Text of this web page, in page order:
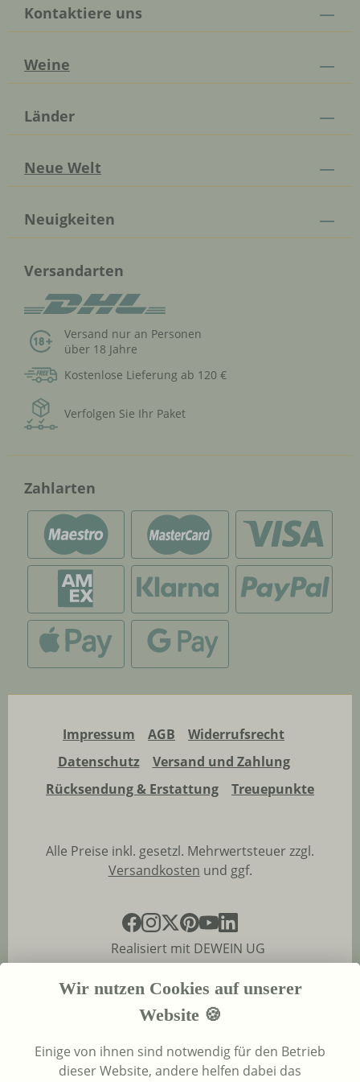
Kontaktiere uns
Weine
Länder
Neue Welt
Neuigkeiten
Versandarten
Versand nur an Personen
über 18 Jahre
Kostenlose Lieferung ab 120 €
Verfolgen Sie Ihr Paket
Zahlarten
Impressum AGB
Widerrufsrecht
Datenschutz
Versand und Zahlung
Rücksendung & Erstattung
Treuepunkte
Alle Preise inkl. gesetzl. Mehrwertsteuer zzgl.
Versandkosten und ggf.
Realisiert mit DEWEIN UG
Wir nutzen Cookies auf unserer
Website 🍪
Einige von ihnen sind notwendig für den Betrieb
dieser Website, andere helfen dabei das